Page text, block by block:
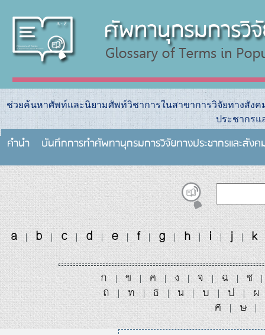
ช่วยค้นหาศัพท์และนิยามศัพท์วิชาการในสาขาการวิจัยทางสัง
ประชากรแ
คำนำ บันทึกการทําศัพทานุกรมการวิจัยทางประชากรและสัง
a | b | c | d | e | f | g | h | i | j | k
ก | ข | ค | ง | จ | ฉ | ช |
ถ | ท | ธ | น | บ | ป |
ผ
ศ
| ษ |